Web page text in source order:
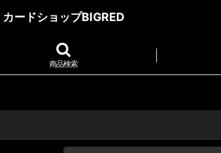
カードショップBIGRED
商品検索